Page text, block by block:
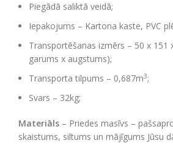
Piegādā saliktā veidā;
Iepakojums – Kartona kaste, PVC
Transportēšanas izmērs – 50 x 151
garums x augstums);
Transporta tilpums – 0,687m3;
Svars – 32kg;
Materiāls – Priedes masīvs –
skaistums, siltums un mājīgums Jūsu